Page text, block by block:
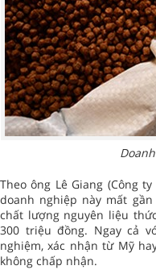
Theo ông Lê Giang (Công
doanh nghiệp này mất
chất lượng nguyên liệu
300 triệu đồng. Ngay cả
nghiệm, xác nhận từ Mỹ
không chấp nhận.